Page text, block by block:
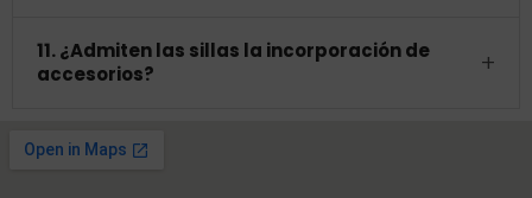
11. ¿Admiten las sillas la incorporación de
accesorios?
+